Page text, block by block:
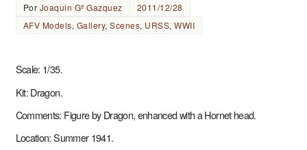
Por Joaquin Gª Gazquez
2011/12/28
AFV Models, Gallery,Scenes, URSS,WWII
Scale: 1/35.
Kit: Dragon.
Comments: Figure by Dragon, enhanced with a Hornet head.
Location: Summer 1941.